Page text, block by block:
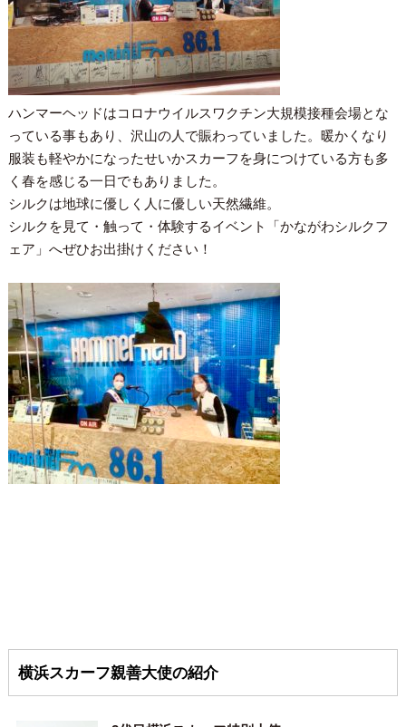
ハンマーヘッドはコロナウイルスワクチン大規模接種会場とな
っている事もあり、沢山の人で賑わっていました。暖かくなり
服装も軽やかになったせいかスカーフを身につけている方も多
く春を感じる一日でもありました。
シルクは地球に優しく人に優しい天然繊維。
シルクを見て・触って・体験するイベント「かながわシルクフ
ェア」へぜひお出掛けください！
横浜スカーフ親善大使の紹介